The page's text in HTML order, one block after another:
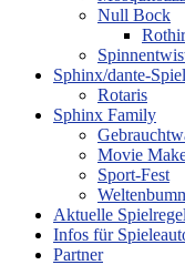
Null Bock
Sphinx/dante-
Rotaris
Sphinx Family
Movie
Sport-Fest
Aktuelle
Infos für
Partner